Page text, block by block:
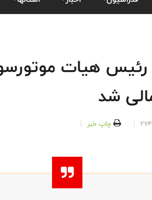
هیات
شد
چاپ خبر